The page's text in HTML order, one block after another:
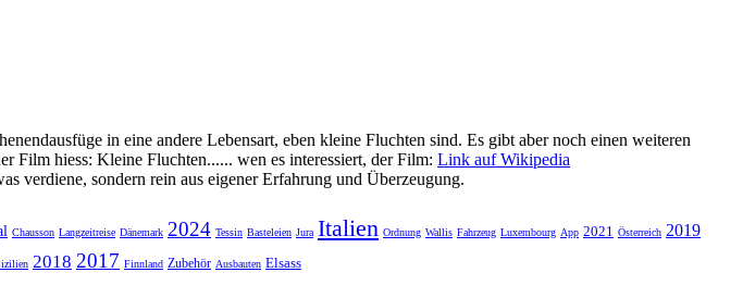
in eine andere Lebensart, eben kleine Fluchten sind. Es gibt aber noch einen weiteren
Film hiess: Kleine Fluchten...... wen es interessiert, der Film: Link auf Wikipedia
verdiene, sondern rein aus eigener Erfahrung und Überzeugung.
Chausson Langzeitreise Dänemark 2024 Tessin Basteleien Jura Italien Ordnung Wallis Fahrzeug Luxembourg App 2021 Österreich 2019
2018 2017 Finnland Zubehör Ausbauten Elsass